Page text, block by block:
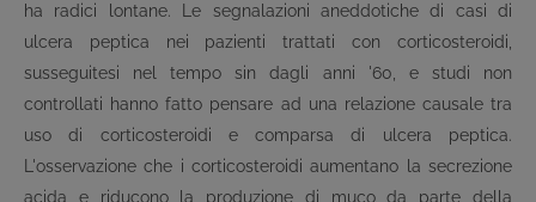
ha radici lontane. Le segnalazioni aneddotiche di casi di
ulcera peptica nei pazienti trattati con corticosteroidi,
susseguitesi nel tempo sin dagli anni '60, e studi non
controllati hanno fatto pensare ad una relazione causale tra
uso di corticosteroidi e comparsa di ulcera peptica.
L'osservazione che i corticosteroidi aumentano la secrezione
acida e riducono la produzione di muco da parte della